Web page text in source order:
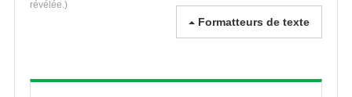
révélée.)
Formatteurs de texte